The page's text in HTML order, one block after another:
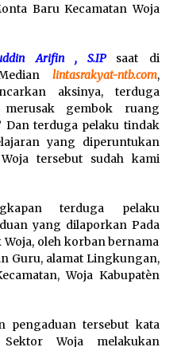
Baru Kecamatan Woja
Arifin , S.IPsaat di
lintasrakyat-ntb.com,
aksinya, terduga
gembok ruang
Dan terduga pelaku tindak
yang diperuntukan
tersebut sudah kami
terduga pelaku
yang dilaporkan Pada
Woja, oleh korban bernama
Guru, alamat Lingkungan,
Woja Kabupatèn
pengaduan tersebut kata
Woja melakukan